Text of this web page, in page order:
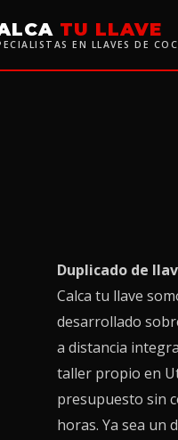
TU LLAVE
EN LLAVES DE
Duplicado de
Calca tu llave
desarrollado
a distancia
taller propio en
presupuesto sin
horas. Ya sea un